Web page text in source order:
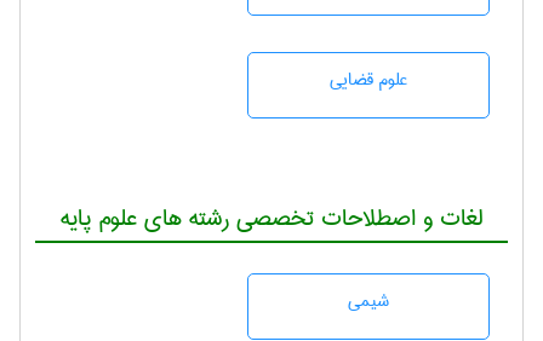
علوم قضایی
لغات و اصطلاحات تخصصی رشته های علوم پایه
شيمی